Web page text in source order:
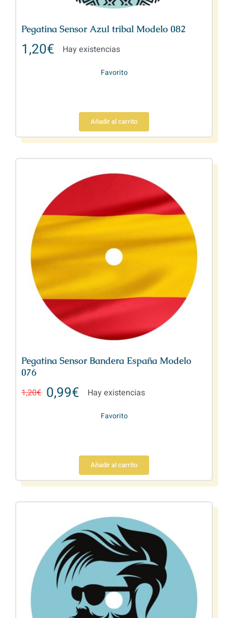
Pegatina Sensor Azul tribal Modelo 082
1,20€ Hay existencias
Favorito
Añadir al carrito
Pegatina Sensor Bandera España Modelo
076
1,20€ 0,99€ Hay existencias
Favorito
Añadir al carrito